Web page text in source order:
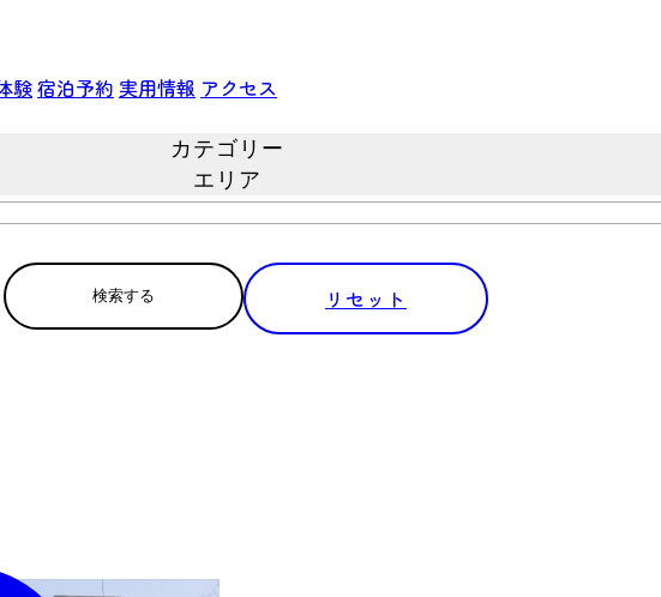
験宿泊予約 実用情報 アクセス
カテゴリー
エリア
検索する リセット